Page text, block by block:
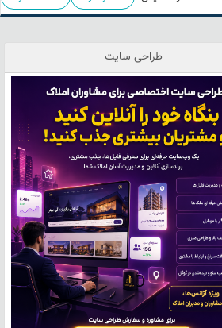
طراحی سایت